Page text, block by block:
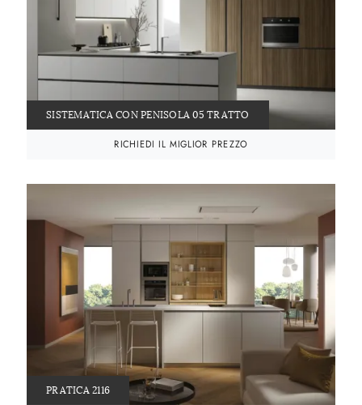
SISTEMATICA CON PENISOLA 05 TRATTO
RICHIEDI IL MIGLIOR PREZZO
PRATICA 2116